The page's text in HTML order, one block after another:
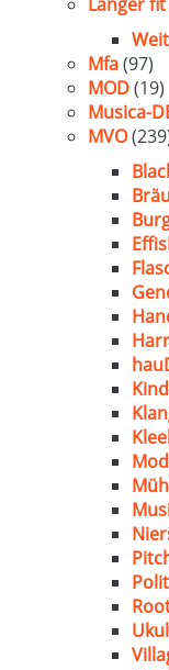
Mfa(97)
MOD(19)
Musica-
MVO